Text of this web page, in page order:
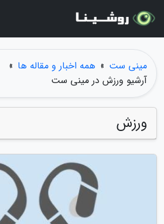
مینی ست » همه اخبار و مقاله ها »
آرشیو ورزش در مینی ست
ورزش